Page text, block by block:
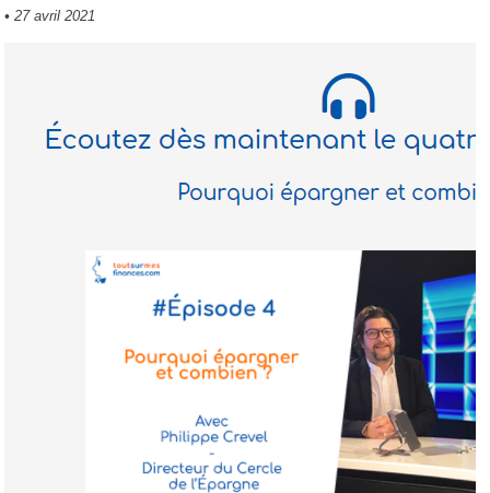
• 27 avril 2021